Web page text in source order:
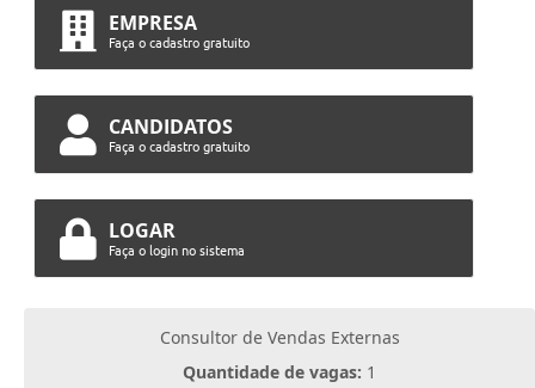
Notícias
Iluminação Pública
Denúncia de Lotes sujos e entulhos
Conselhos Municipais
Lei Paulo Gustavo
EMPRESA
Faça o cadastro gratuito
CANDIDATOS
Faça o cadastro gratuito
LOGAR
Faça o login no sistema
Consultor de Vendas Externas
Quantidade de vagas: 1